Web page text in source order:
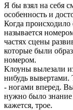
Я бы взял на себя
особенность и
Когда
называется
частях сцены
которые были
номером.
Клоуны вылезали
нибудь вывертами.
- ногами вперед.
нужно было
кажется, трое.